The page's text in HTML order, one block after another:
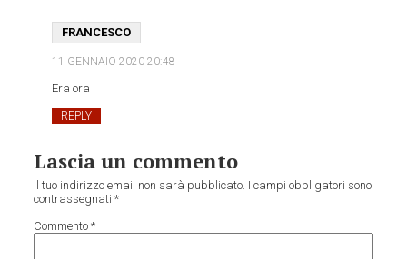
FRANCESCO
11 GENNAIO 202020:48
Era ora
REPLY
Lascia un commento
Il tuo indirizzo email non sarà pubblicato. I campi obbligatori sono
contrassegnati*
Commento*